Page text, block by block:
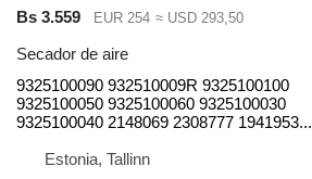
Bs 3.559 EUR 254 ≈ USD 293,50
Secador de aire
9325100090 932510009R 9325100100
9325100050 9325100060 9325100030
9325100040 2148069 2308777 1941953...
Estonia, Tallinn